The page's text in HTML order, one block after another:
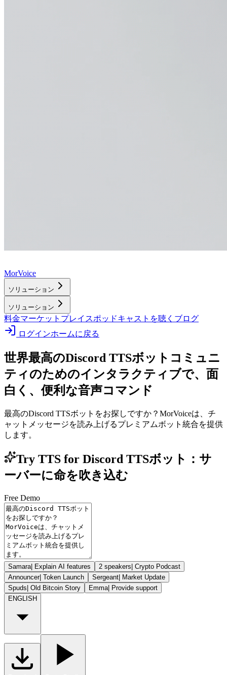
MorVoice
ソリューション
ソリューション
料金マーケットプレイスポッドキャストを聴く ブログ
ログインホームに戻る
世界最高のDiscord TTSボット コミュニ
ティのためのインタラクティブで、面
白く、便利な音声コマンド
最高のDiscord TTSボットをお探しですか？MorVoiceは、チ
ャットメッセージを読み上げるプレミアムボット統合を提供
します。
Try TTS for Discord TTSボット：サ
ーバーに命を吹き込む
Free Demo
Samara| Explain AI features 2 speakers| Crypto Podcast
Announcer| Token Launch Sergeant| Market Update
Spuds| Old Bitcoin Story Emma| Provide support
ENGLISH